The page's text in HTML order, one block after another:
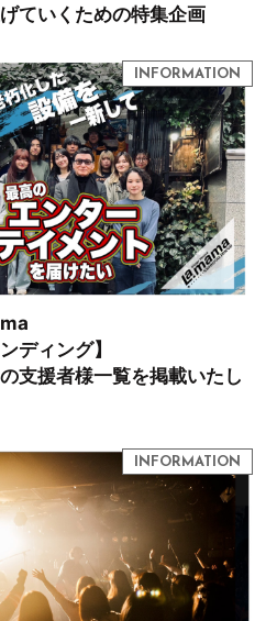
ていくための特集企画
ディング】
支援者様一覧を掲載いたし